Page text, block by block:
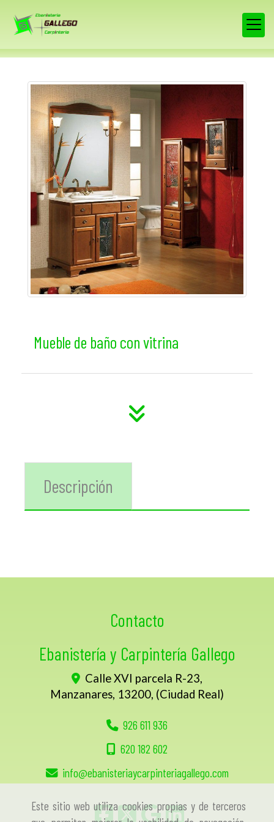
Este sitio web utiliza cookies propias y de terceros
Mueble de baño con vitrina
Descripción
Contacto
Ebanistería y Carpintería Gallego
Calle XVI parcela R-23,
Manzanares, 13200, (Ciudad Real)
926 611 936
620 182 602
info
ebanisteriaycarpinteriagallego.com